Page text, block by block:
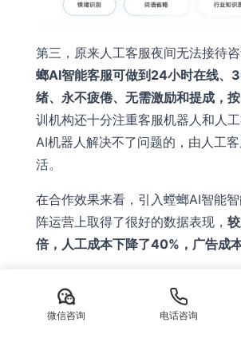
第三，原来人工客服夜间无法接待
螂AI智能客服可做到24小时在线、
绪、永不疲倦、无需激励和提成，按
训机构还十分注重客服机器人和人
AI机器人解决不了问题的，由人工
活。
在合作效果来看，引入螳螂AI智能
阵运营上取得了很好的数据表现，
倍，人工成本下降了40%，广告成
热门内容
医疗AI客服系统核心技术
微信咨询 电话咨询